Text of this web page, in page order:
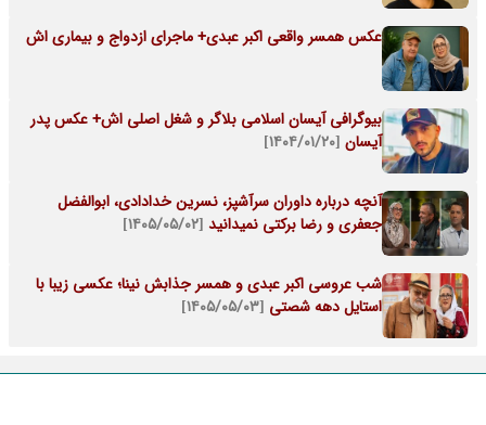
عکس همسر واقعی اکبر عبدی+ ماجرای ازدواج و بیماری اش
بیوگرافی آیسان اسلامی بلاگر و شغل اصلی اش+ عکس پدر
آیسان [۱۴۰۴/۰۱/۲۰]
آنچه درباره داوران سرآشپز، نسرین خدادادی، ابوالفضل
جعفری و رضا برکتی نمیدانید [۱۴۰۵/۰۵/۰۲]
شب عروسی اکبر عبدی و همسر جذابش نینا؛ عکسی زیبا با
استایل دهه شصتی [۱۴۰۵/۰۵/۰۳]